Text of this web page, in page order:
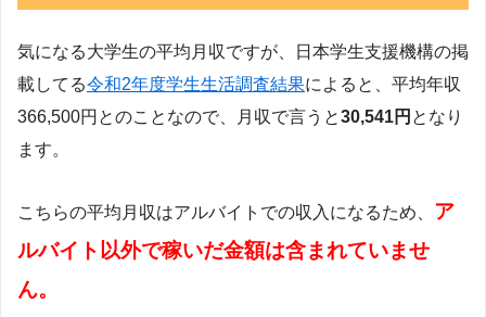
気になる大学生の平均月収ですが、日本学生支援機構の掲
載してる令和2年度学生生活調査結果によると、平均年収
366,500円とのことなので、月収で言うと30,541円 となり
ます。
こちらの平均月収はアルバイトでの収入になるため、 ア
ルバイト以外で稼いだ金額は含まれていませ
ん。